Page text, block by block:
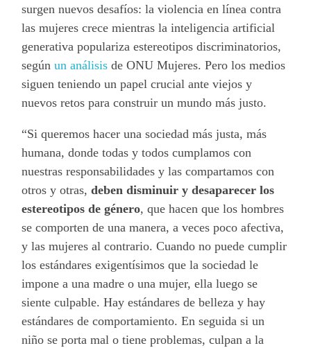
surgen nuevos desafíos: la violencia en línea contra
las mujeres crece mientras la inteligencia artificial
generativa populariza estereotipos discriminatorios,
segúnun análisis de ONU Mujeres. Pero los medios
siguen teniendo un papel crucial ante viejos y
nuevos retos para construir un mundo más justo.
“Si queremos hacer una sociedad más justa, más
humana, donde todas y todos cumplamos con
nuestras responsabilidades y las compartamos con
otros y otras,deben disminuir y desaparecer los
estereotipos de género, que hacen que los hombres
se comporten de una manera, a veces poco afectiva,
y las mujeres al contrario. Cuando no puede cumplir
los estándares exigentísimos que la sociedad le
impone a una madre o una mujer, ella luego se
siente culpable. Hay estándares de belleza y hay
estándares de comportamiento. En seguida si un
niño se porta mal o tiene problemas, culpan a la